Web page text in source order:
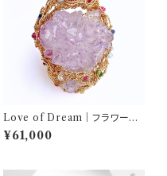
Love of Dream｜フラワーア
メジスト ペンダントトップ（K14
GF）｜AQUARYLIS
¥61,000